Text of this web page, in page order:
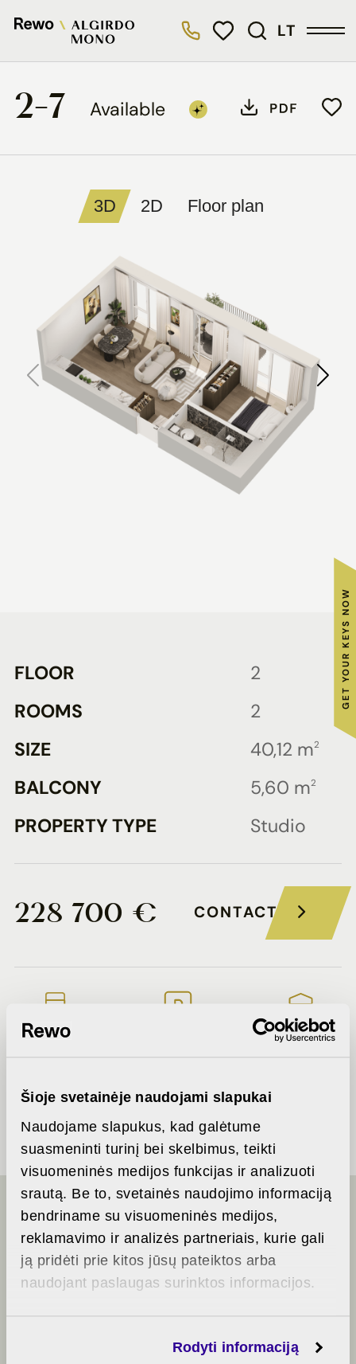
Šioje svetainėje naudojami slapukai
Naudojame slapukus, kad galėtume
suasmeninti turinį bei skelbimus, teikti
visuomeninės medijos funkcijas ir analizuoti
srautą. Be to, svetainės naudojimo informaciją
bendriname su visuomeninės medijos,
reklamavimo ir analizės partneriais, kurie gali
ją pridėti prie kitos jūsų pateiktos arba
naudojant paslaugas surinktos informacijos.
Rodyti informaciją
LT
2-7 Available
3D 2D Floor plan
FLOOR
2
ROOMS
2
SIZE
40,12 m2
BALCONY 5,60 m2
PROPERTY TYPE Studio
228 700 € CONTACT
Partial
finishing
Bank
LET'S TALK
algirdomono@rewo.lt
GET YOUR KEYS NOW